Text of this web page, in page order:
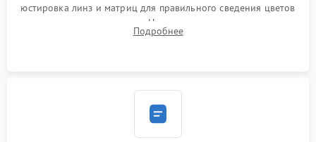
юстировка линз и матриц для правильного сведения цветов
и устранения размытия. Надежное подключение всех
шлейфов, установка датчиков и закрытие корпуса
Подробнее